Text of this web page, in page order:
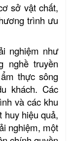
sở vật chất,
trình ưu
nghiệm như
nghề truyền
thực sông
khách. Các
và các khu
huy hiệu quả,
nghiệm, một